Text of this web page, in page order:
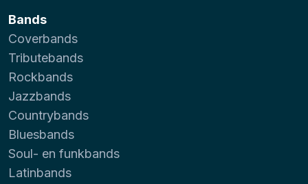
Bands
Coverbands
Tributebands
Rockbands
Jazzbands
Countrybands
Bluesbands
Soul- en funkbands
Latinbands